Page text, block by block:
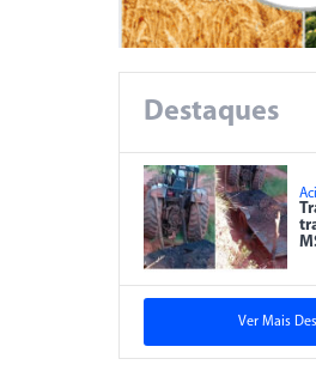
Destaques
Ver Mais